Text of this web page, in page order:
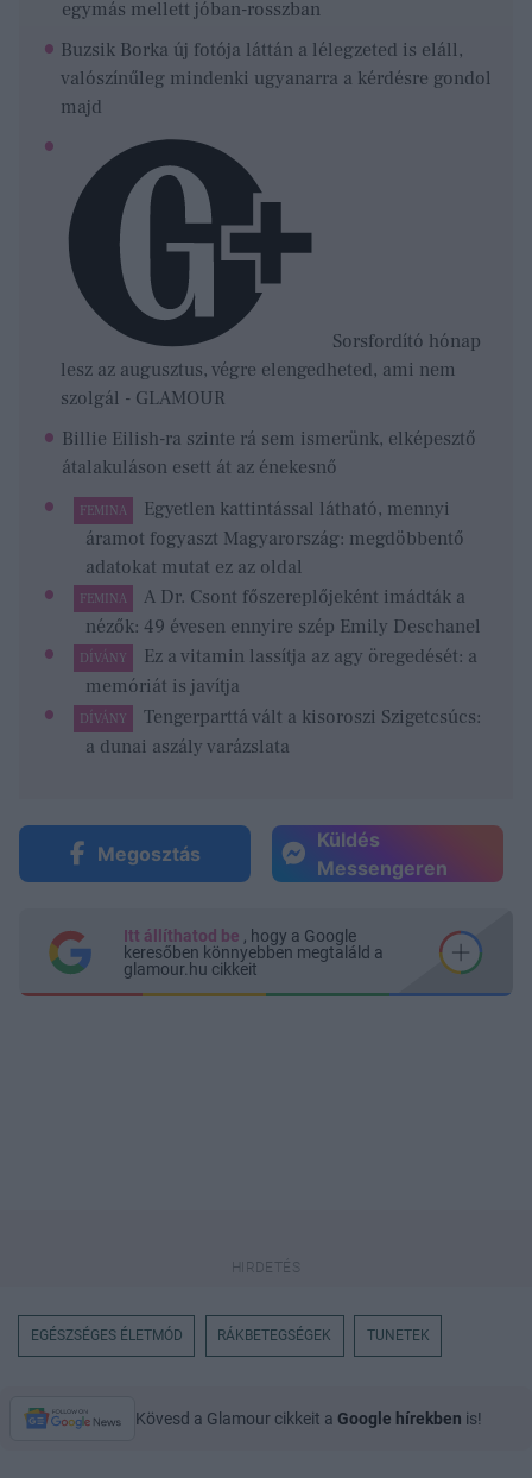
egymás mellett jóban-rosszban
Buzsik Borka új fotója láttán a lélegzeted is eláll,
valószínűleg mindenki ugyanarra a kérdésre gondol
majd
Sorsfordító hónap
lesz az augusztus, végre elengedheted, ami nem
szolgál - GLAMOUR
Billie Eilish-ra szinte rá sem ismerünk, elképesztő
átalakuláson esett át az énekesnő
FEMINA
Egyetlen kattintással látható, mennyi
áramot fogyaszt Magyarország: megdöbbentő
adatokat mutat ez az oldal
FEMINA
A Dr. Csont főszereplőjeként imádták a
nézők: 49 évesen ennyire szép Emily Deschanel
DÍVÁNY
Ez a vitamin lassítja az agy öregedését: a
memóriát is javítja
DÍVÁNY
Tengerparttá vált a kisoroszi Szigetcsúcs:
a dunai aszály varázslata
Megosztás
Küldés
Messengeren
Itt állíthatod be , hogy a Google
keresőben könnyebben megtaláld a
glamour.hu cikkeit
EGÉSZSÉGES ÉLETMÓD RÁKBETEGSÉGEK TUNETEK
Kövesd a Glamour cikkeit a Google hírekben is!